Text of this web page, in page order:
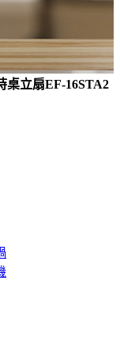
桌立扇EF-16STA2